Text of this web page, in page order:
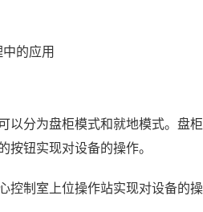
的应用
分为盘柜模式和就地模式。盘
按钮实现对设备的操作。
制室上位操作站实现对设备的操